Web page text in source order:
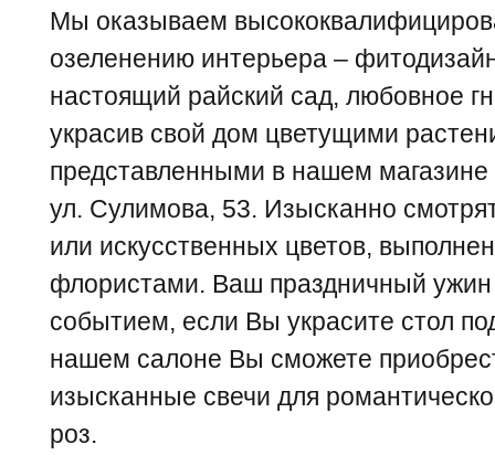
Мы оказываем
озеленению интерьера –
настоящий райский сад, любовное
украсив свой дом цветущими
представленными в нашем магазине
ул. Сулимова, 53. Изысканно
или искусственных цветов,
флористами. Ваш праздничный
событием, если Вы украсите стол
нашем салоне Вы сможете
изысканные свечи для
роз.